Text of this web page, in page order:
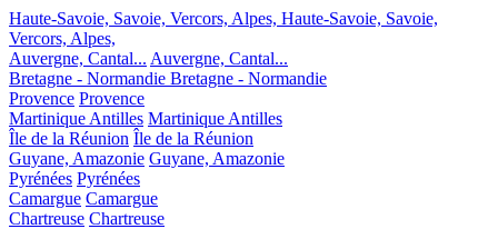
Haute-Savoie, Savoie, Vercors, Alpes, Haute-Savoie, Savoie,
Vercors, Alpes,
Auvergne, Cantal... Auvergne, Cantal...
Bretagne - Normandie Bretagne - Normandie
Provence Provence
Martinique Antilles Martinique Antilles
Île de la Réunion Île de la Réunion
Guyane, Amazonie Guyane, Amazonie
Pyrénées Pyrénées
Camargue Camargue
Chartreuse Chartreuse